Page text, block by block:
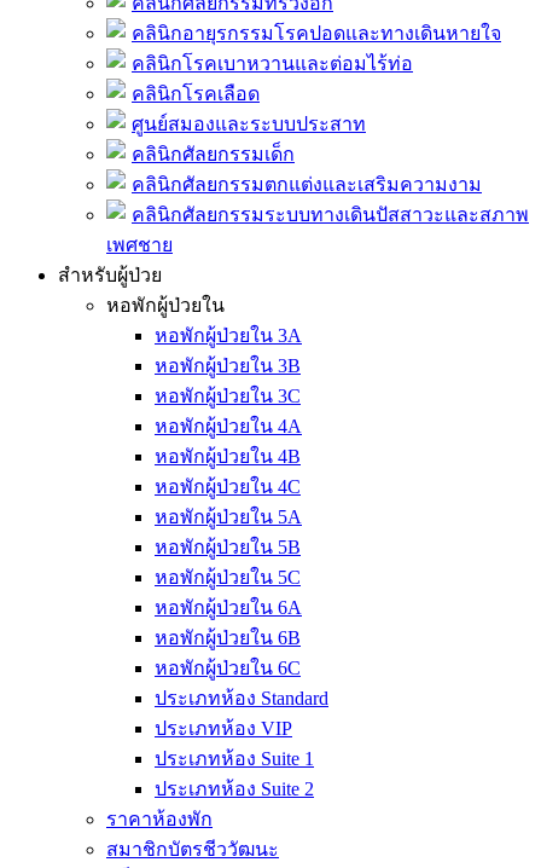
คลินิกอายุรกรรมโรคปอดและทางเดินหายใจ
คลินิกโรคเบาหวานและต่อมไร้ท่อ
คลินิกโรคเลือด
ศูนย์สมองและระบบประสาท
คลินิกศัลยกรรมเด็ก
คลินิกศัลยกรรมตกแต่งและเสริมความงาม
คลินิกศัลยกรรมระบบทางเดินปัสสาวะและสภาพ
เพศชาย
สำหรับผู้ป่วย
หอพักผู้ป่วยใน
หอพักผู้ป่วยใน 3A
หอพักผู้ป่วยใน 3B
หอพักผู้ป่วยใน 3C
หอพักผู้ป่วยใน 4A
หอพักผู้ป่วยใน 4B
หอพักผู้ป่วยใน 4C
หอพักผู้ป่วยใน 5A
หอพักผู้ป่วยใน 5B
หอพักผู้ป่วยใน 5C
หอพักผู้ป่วยใน 6A
หอพักผู้ป่วยใน 6B
หอพักผู้ป่วยใน 6C
ประเภทห้อง Standard
ประเภทห้อง VIP
ประเภทห้อง Suite 1
ประเภทห้อง Suite 2
ราคาห้องพัก
สมาชิกบัตรชีววัฒนะ